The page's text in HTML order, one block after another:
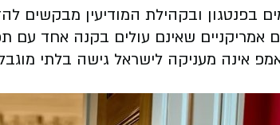
בפנטגון ובקהילת המודיעין
אמריקניים שאינם עולים בקנה אחד
אינה מעניקה לישראל גישה בלתי